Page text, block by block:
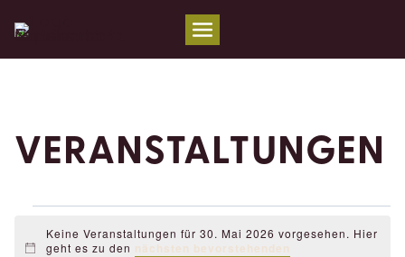
Inhalt
springen
VERANSTALTUNGEN
VERANSTALTUNGEN
Hinweis
Keine Veranstaltungen für 30. Mai 2026 vorgesehen. Hier
geht es zu den nächsten bevorstehenden